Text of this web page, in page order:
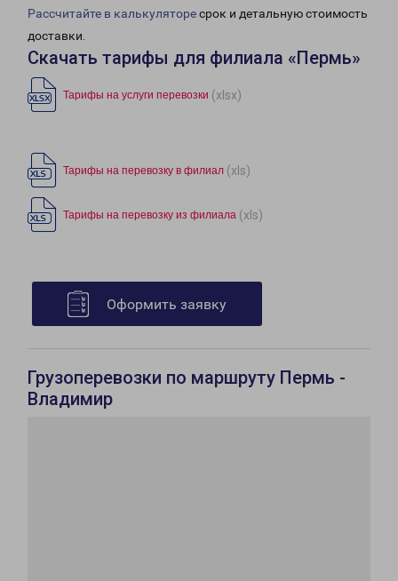
Рассчитайте в калькуляторесрок и детальную стоимость
доставки.
Скачать тарифы для филиала «Пермь»
Тарифы на услуги перевозки (xlsx)
Тарифы на перевозку в филиал (xls)
Тарифы на перевозку из филиала (xls)
Оформить заявку
Грузоперевозки по маршруту Пермь -
Владимир